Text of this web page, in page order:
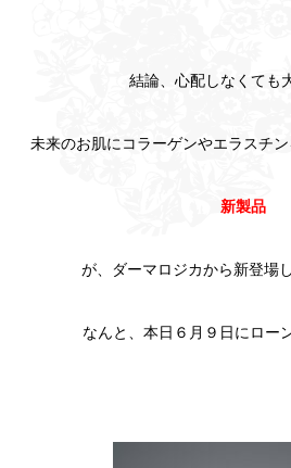
結論、心配しなくても
未来のお肌にコラーゲンやエラスチ
新製品
が、ダーマロジカから新登場
なんと、本日６月９日にロー